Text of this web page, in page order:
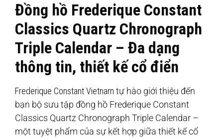
Đồng hồ Frederique Constant
Classics Quartz Chronograph
Triple Calendar – Đa dạng
thông tin, thiết kế cổ điển
Frederique Constant Vietnam tự hào giới thiệu đến
bạn bộ sưu tập đồng hồ Frederique Constant
Classics Quartz Chronograph Triple Calendar –
một tuyệt phẩm của sự kết hợp giữa thiết kế cổ